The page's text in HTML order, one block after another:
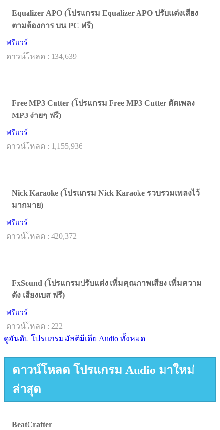
Equalizer APO (โปรแกรม Equalizer APO ปรับแต่งเสียง
ตามต้องการ บน PC ฟรี)
ฟรีแวร์
ดาวน์โหลด : 134,639
Free MP3 Cutter (โปรแกรม Free MP3 Cutter ตัดเพลง
MP3 ง่ายๆ ฟรี)
ฟรีแวร์
ดาวน์โหลด : 1,155,936
Nick Karaoke (โปรแกรม Nick Karaoke รวบรวมเพลงไว้
มากมาย)
ฟรีแวร์
ดาวน์โหลด : 420,372
FxSound (โปรแกรมปรับแต่ง เพิ่มคุณภาพเสียง เพิ่มความ
ดัง เสียงเบส ฟรี)
ฟรีแวร์
ดาวน์โหลด : 222
ดูอันดับ โปรแกรมมัลติมีเดีย Audio ทั้งหมด
ดาวน์โหลด โปรแกรม Audio มาใหม่
ล่าสุด
BeatCrafter